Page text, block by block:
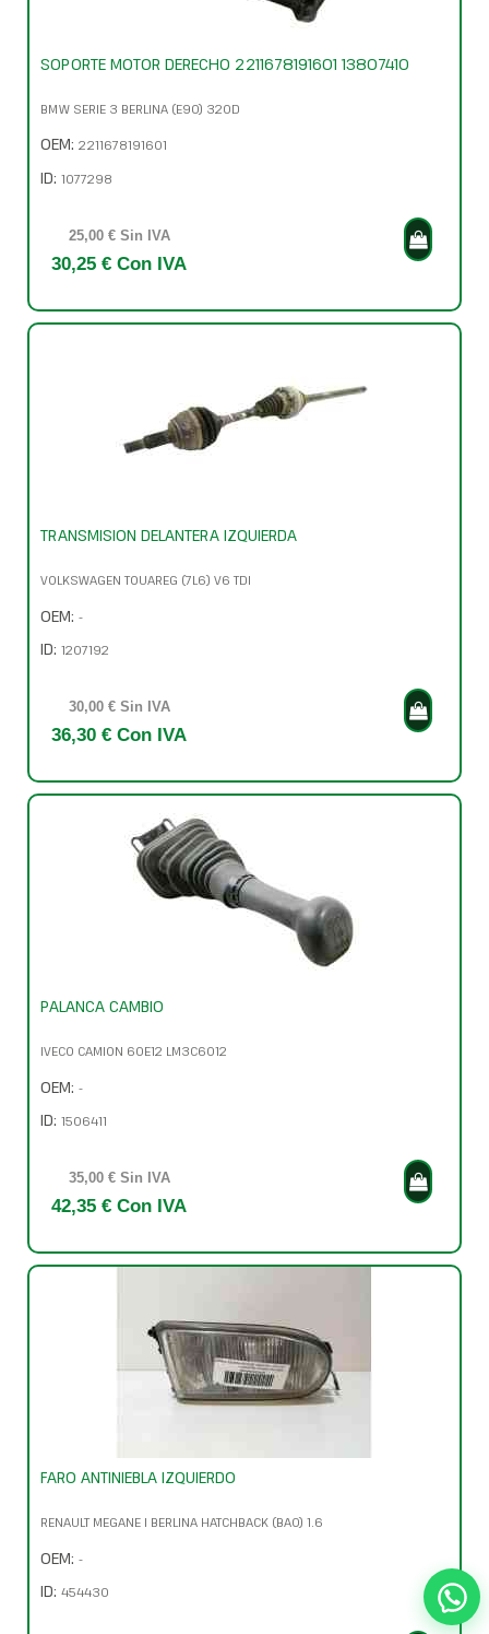
SOPORTE MOTOR DERECHO 2211678191601 13807410
BMW SERIE 3 BERLINA (E90) 320D
OEM: 2211678191601
ID: 1077298
25,00 € Sin IVA
30,25 € Con IVA
TRANSMISION DELANTERA IZQUIERDA
VOLKSWAGEN TOUAREG (7L6) V6 TDI
OEM: -
ID: 1207192
30,00 € Sin IVA
36,30 € Con IVA
PALANCA CAMBIO
IVECO CAMION 60E12 LM3C6012
OEM: -
ID: 1506411
35,00 € Sin IVA
42,35 € Con IVA
FARO ANTINIEBLA IZQUIERDO
RENAULT MEGANE I BERLINA HATCHBACK (BA0) 1.6
OEM: -
ID: 454430